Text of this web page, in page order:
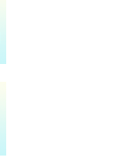
(04/08/2026)